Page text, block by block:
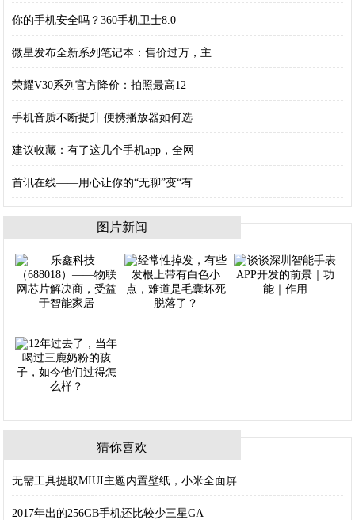
你的手机安全吗？360手机卫士8.0
微星发布全新系列笔记本：售价过万，主
荣耀V30系列官方降价：拍照最高12
手机音质不断提升 便携播放器如何选
建议收藏：有了这几个手机app，全网
首讯在线——用心让你的“无聊”变“有
图片新闻
猜你喜欢
无需工具提取MIUI主题内置壁纸，小米全面屏
2017年出的256GB手机还比较少三星GA